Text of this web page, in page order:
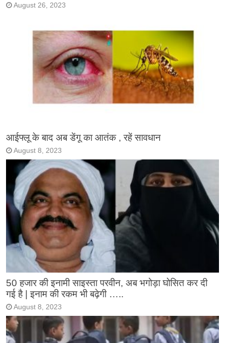
August 26, 2023
आईफ्लू के बाद अब डेंगू का आतंक , रहें सावधान
August 8, 2023
50 हजार की इनामी साइस्ता परवीन, अब भगोड़ा घोसित कर दी
गई है | इनाम की रकम भी बढ़ेगी …..
August 8, 2023